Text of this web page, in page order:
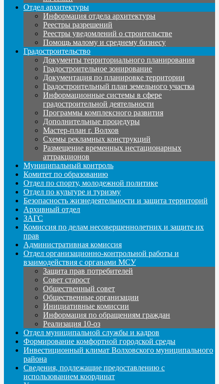
Отдел архитектуры
Информация отдела архитектуры
Реестры разрешений
Реестры уведомлений о строительстве
Помощь малому и среднему бизнесу
Градостроительство
Документы территориального планирования
Градостроительное зонирование
Документация по планировке территории
Градостроительный план земельного участка
Информационные системы в сфере
градостроительной деятельности
Программы комплексного развития
Дополнительные процедуры
Мастер-план г. Волхов
Схемы рекламных конструкций
Размещение временных нестационарных
аттракционов
Муниципальный контроль
Комитет по образованию
Отдел по спорту, молодежной политике
Отдел по культуре и туризму
Безопасность жизнедеятельности и защита территорий
Архивный отдел
ЗАГС
Комиссия по делам несовершеннолетних и защите их
прав
Административная комиссия
Отдел организационно-контрольной работы и
взаимодействия с органами МСУ
Защита прав потребителей
Совет старост
Общественный совет
Общественные организации
Инициативные комиссии
Информация по обращениям граждан
Реализация 10-оз
Отдел муниципальной службы и кадров
Формирование комфортной городской среды
Инвестиционный климат Волховского муниципального
района
Сведения, подлежащие предоставлению с
использованием координат